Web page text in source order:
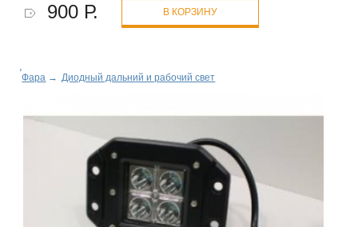
900 Р. В КОРЗИНУ
Фара → Диодный дальний и рабочий свет